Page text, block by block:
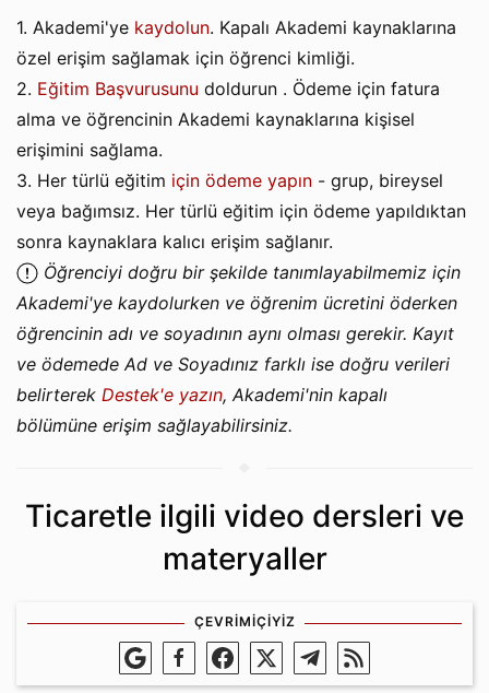
1. Akademi'ye kaydolun. Kapalı Akademi kaynaklarına
özel erişim sağlamak için öğrenci kimliği.
2. Eğitim Başvurusunu doldurun . Ödeme için fatura
alma ve öğrencinin Akademi kaynaklarına kişisel
erişimini sağlama.
3. Her türlü eğitim için ödeme yapın - grup, bireysel
veya bağımsız. Her türlü eğitim için ödeme yapıldıktan
sonra kaynaklara kalıcı erişim sağlanır.
Öğrenciyi doğru bir şekilde tanımlayabilmemiz için
Akademi'ye kaydolurken ve öğrenim ücretini öderken
öğrencinin adı ve soyadının aynı olması gerekir. Kayıt
ve ödemede Ad ve Soyadınız farklı ise doğru verileri
belirterek Destek'e yazın, Akademi'nin kapalı
bölümüne erişim sağlayabilirsiniz.
Ticaretle ilgili video dersleri ve
materyaller
ÇEVRIMIÇIYIZ